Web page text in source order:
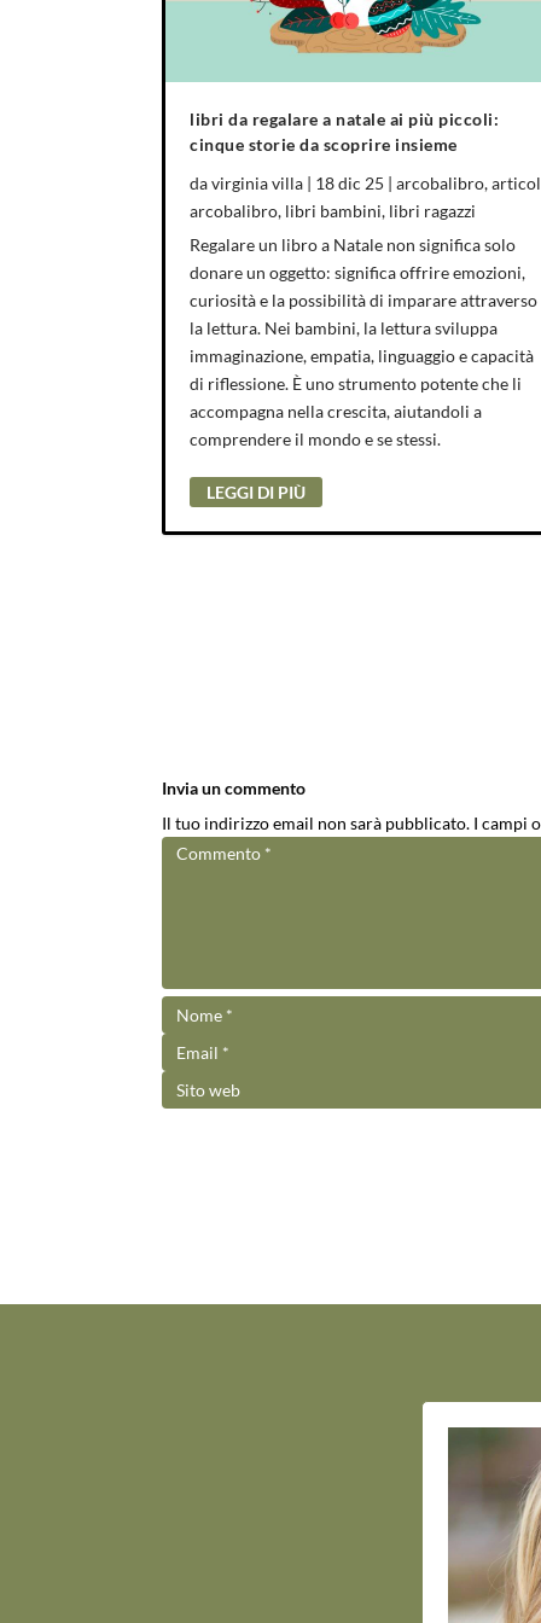
libri da regalare a natale ai più piccoli:
cinque storie da scoprire insieme
davirginia villa | 18 dic 25 |arcobalibro,
arcobalibro, libri bambini, libri ragazzi
Regalare un libro a Natale non significa solo
donare un oggetto: significa offrire emozioni,
curiosità e la possibilità di imparare attraverso
la lettura. Nei bambini, la lettura sviluppa
immaginazione, empatia, linguaggio e capacità
di riflessione. È uno strumento potente che li
accompagna nella crescita, aiutandoli a
comprendere il mondo e se stessi.
LEGGI DI PIÙ
Invia un commento
Il tuo indirizzo email non sarà pubblicato. I campi